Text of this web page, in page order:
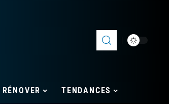
RÉNOVER TENDANCES